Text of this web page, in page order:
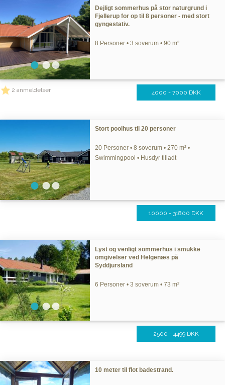
Dejligt sommerhus på stor naturgrund i
Fjellerup for op til 8 personer - med stort
gyngestativ.
8 Personer • 3 soverum • 90 m²
2 anmeldelser 4000 - 7000 DKK
Stort poolhus til 20 personer
20 Personer • 8 soverum • 270 m² •
Swimmingpool • Husdyr tilladt
10000 - 31800 DKK
Lyst og venligt sommerhus i smukke
omgivelser ved Helgenæs på
Syddjursland
6 Personer • 3 soverum • 73 m²
2500 - 4499 DKK
10 meter til flot badestrand.